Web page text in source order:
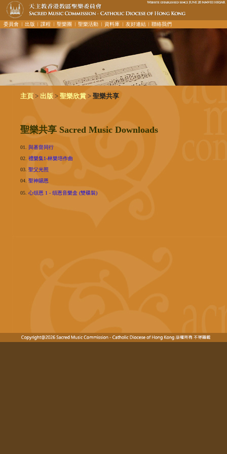
委員會 ︳出版 ︳課程 ︳聖樂團 ︳聖樂活動 ︳資料庫 ︳友好連結 ︳聯絡我們
主頁 > 出版 > 聖樂欣賞 > 聖樂共享
聖樂共享 Sacred Music Downloads
01. 與基督同行
02. 禮樂集1-林樂培作曲
03. 聖父光照
04. 聖神賜恩
05. 心頌恩 1 - 頌恩音樂盒 (雙碟裝)